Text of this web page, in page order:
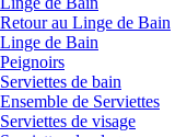
Retour au Linge de Bain
Linge de Bain
Peignoirs
Serviettes de bain
Ensemble de Serviettes
Serviettes de visage